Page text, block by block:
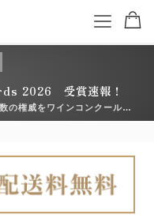
2026 受賞速報！
の権威をワインコンクール
タ・ワールド・ワイン・ア